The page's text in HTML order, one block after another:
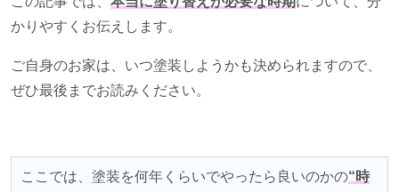
かりやすくお伝えします。
ご自身のお家は、いつ塗装しようかも決められますので、
ぜひ最後までお読みください。
ここでは、塗装を何年くらいでやったら良いのかの“時